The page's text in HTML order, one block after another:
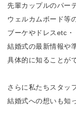
先輩カップルのパー
ウェルカムボード等
ブーケやドレスetc・
結婚式の最新情報や
具体的に知ることが
さらに私たちスタッ
結婚式への想いも知